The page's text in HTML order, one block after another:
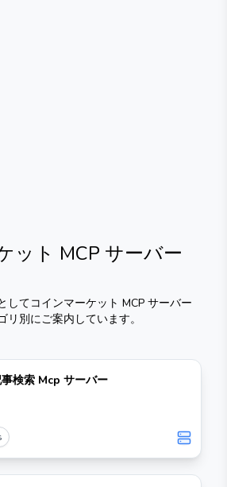
ット MCP サーバー
してコインマーケット MCP サーバー
別にご案内しています。
検索 Mcp サーバー